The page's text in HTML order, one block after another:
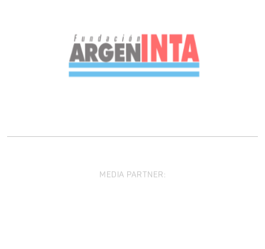
MEDIA PARTNER: